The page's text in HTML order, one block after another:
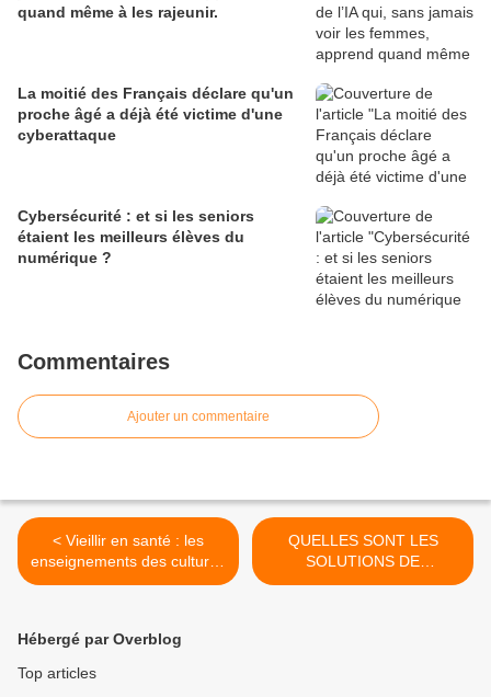
quand même à les rajeunir.
La moitié des Français déclare qu'un
proche âgé a déjà été victime d'une
cyberattaque
Cybersécurité : et si les seniors
étaient les meilleurs élèves du
numérique ?
Commentaires
Ajouter un commentaire
< Vieillir en santé : les
enseignements des cultures
du monde
QUELLES SONT LES
SOLUTIONS DE
LOGEMENT ADAPTÉ
Hébergé par Overblog
Top articles